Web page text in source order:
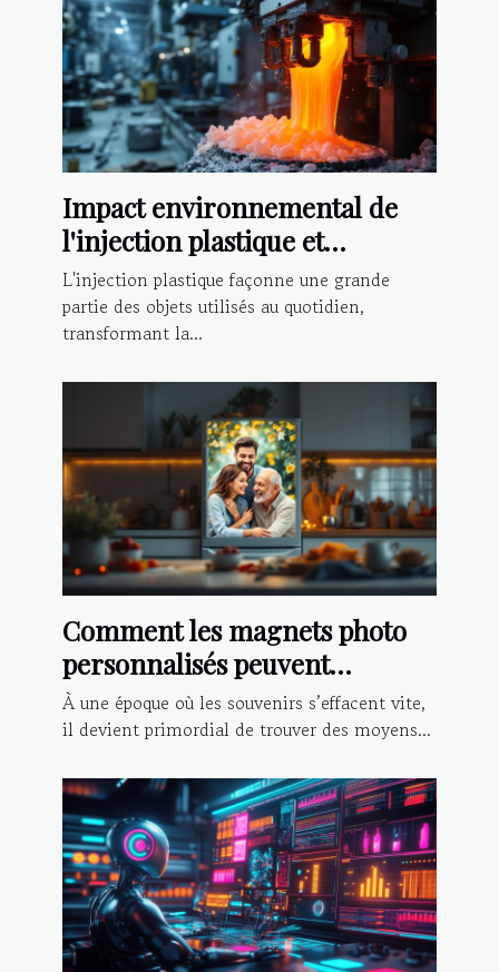
Impact environnemental de
l'injection plastique et
alternatives durables
L'injection plastique façonne une grande
partie des objets utilisés au quotidien,
transformant la...
Comment les magnets photo
personnalisés peuvent
préserver vos moments
inoubliables ?
À une époque où les souvenirs s’effacent vite,
il devient primordial de trouver des moyens...